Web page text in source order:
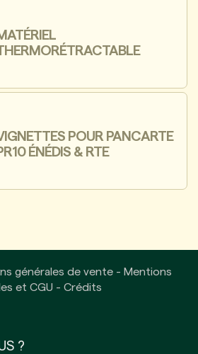
POUR PANCARTE
ÉNÉDIS & RTE
générales de vente - Mentions
et CGU - Crédits
?